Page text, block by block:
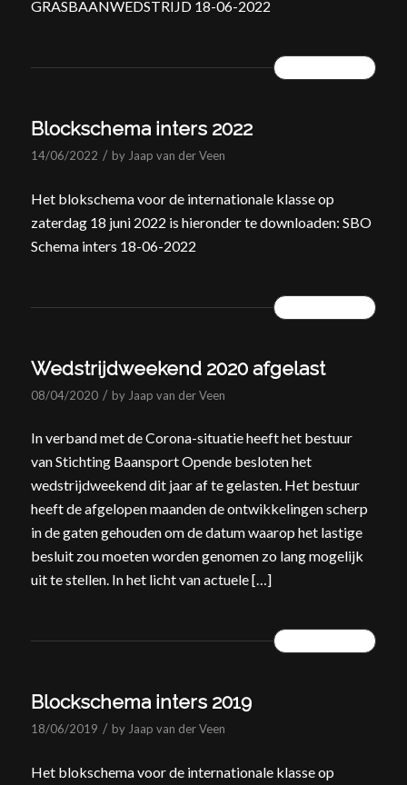
GRASBAANWEDSTRIJD 18-06-2022
Blockschema inters 2022
14/06/2022 / by Jaap van der Veen
Het blokschema voor de internationale klasse op
zaterdag 18 juni 2022 is hieronder te downloaden: SBO
Schema inters 18-06-2022
Wedstrijdweekend 2020 afgelast
08/04/2020 / by Jaap van der Veen
In verband met de Corona-situatie heeft het bestuur
van Stichting Baansport Opende besloten het
wedstrijdweekend dit jaar af te gelasten. Het bestuur
heeft de afgelopen maanden de ontwikkelingen scherp
in de gaten gehouden om de datum waarop het lastige
besluit zou moeten worden genomen zo lang mogelijk
uit te stellen. In het licht van actuele […]
Blockschema inters 2019
18/06/2019 / by Jaap van der Veen
Het blokschema voor de internationale klasse op